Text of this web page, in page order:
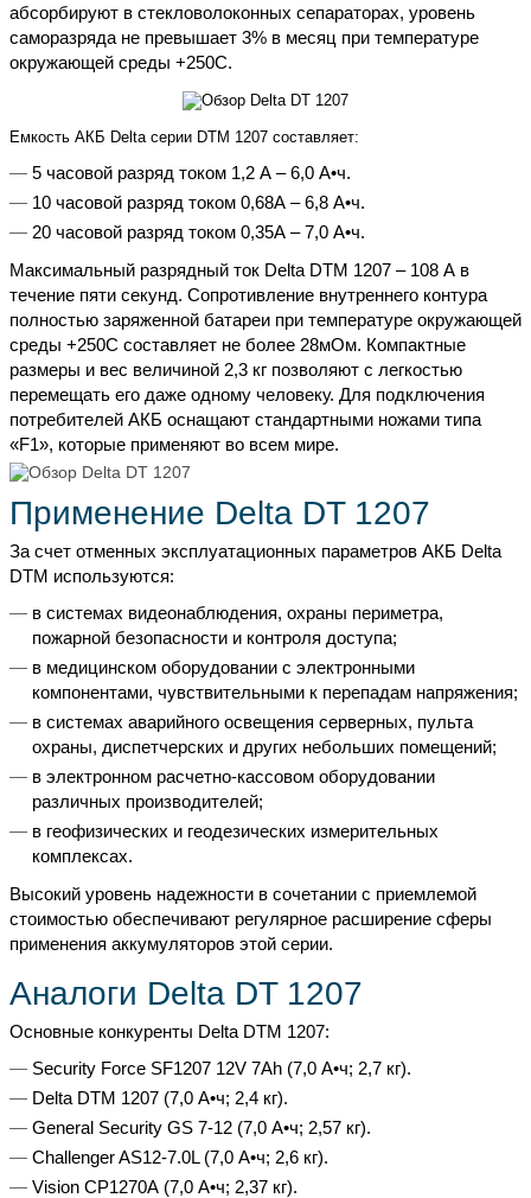
абсорбируют в стекловолоконных сепараторах, уровень
саморазряда не превышает 3% в месяц при температуре
окружающей среды +250С.
Емкость АКБ Delta серии DTM 1207 составляет:
5 часовой разряд током 1,2 А – 6,0 А•ч.
10 часовой разряд током 0,68А – 6,8 А•ч.
20 часовой разряд током 0,35А – 7,0 А•ч.
Максимальный разрядный ток Delta DTM 1207 – 108 А в
течение пяти секунд. Сопротивление внутреннего контура
полностью заряженной батареи при температуре окружающей
среды +250С составляет не более 28мОм. Компактные
размеры и вес величиной 2,3 кг позволяют с легкостью
перемещать его даже одному человеку. Для подключения
потребителей АКБ оснащают стандартными ножами типа
«F1», которые применяют во всем мире.
Применение Delta DT 1207
За счет отменных эксплуатационных параметров АКБ Delta
DTM используются:
в системах видеонаблюдения, охраны периметра,
пожарной безопасности и контроля доступа;
в медицинском оборудовании с электронными
компонентами, чувствительными к перепадам напряжения;
в системах аварийного освещения серверных, пульта
охраны, диспетчерских и других небольших помещений;
в электронном расчетно-кассовом оборудовании
различных производителей;
в геофизических и геодезических измерительных
комплексах.
Высокий уровень надежности в сочетании с приемлемой
стоимостью обеспечивают регулярное расширение сферы
применения аккумуляторов этой серии.
Аналоги Delta DT 1207
Основные конкуренты Delta DTM 1207:
Security Force SF1207 12V 7Ah (7,0 А•ч; 2,7 кг).
Delta DTМ 1207 (7,0 А•ч; 2,4 кг).
General Security GS 7-12 (7,0 А•ч; 2,57 кг).
Challenger AS12-7.0L (7,0 А•ч; 2,6 кг).
Vision CP1270А (7,0 А•ч; 2,37 кг).